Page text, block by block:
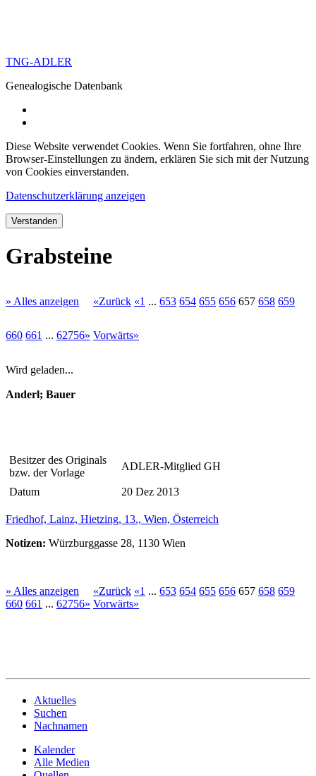
TNG-ADLER
Genealogische Datenbank
Diese Website verwendet Cookies. Wenn Sie fortfahren, ohne Ihre
Browser-Einstellungen zu ändern, erklären Sie sich mit der Nutzung
von Cookies einverstanden.
Datenschutzerklärung anzeigen
Verstanden
Grabsteine
» Alles anzeigen «Zurück «1 ... 653 654 655 656 657 658 659
660 661 ... 62756» Vorwärts»
Wird geladen...
Anderl; Bauer
Besitzer des Originals
bzw. der Vorlage
ADLER-Mitglied GH
Datum 20 Dez 2013
Friedhof, Lainz, Hietzing, 13., Wien, Österreich
Notizen: Würzburggasse 28, 1130 Wien
» Alles anzeigen «Zurück «1 ... 653 654 655 656 657 658 659
660 661 ... 62756» Vorwärts»
Aktuelles
Suchen
Nachnamen
Kalender
Alle Medien